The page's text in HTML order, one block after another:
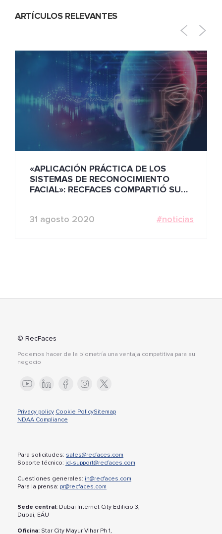
ARTÍCULOS RELEVANTES
«APLICACIÓN PRÁCTICA DE LOS
SISTEMAS DE RECONOCIMIENTO
FACIAL»: RECFACES COMPARTIÓ SU
31 agosto 2020
#noticias
© RecFaces
Podemos hacer de la biometría una ventaja competitiva para su
negocio
Privacy policy Cookie PolicySitemap
NDAA Compliance
Para solicitudes: sales@recfaces.com
Soporte técnico: id-support@recfaces.com
Cuestiones generales: in@recfaces.com
Para la prensa: pr@recfaces.com
Sede central: Dubai Internet City Edificio 3,
Dubai, EÁU
Oficina: Star City Mayur Vihar Ph 1,